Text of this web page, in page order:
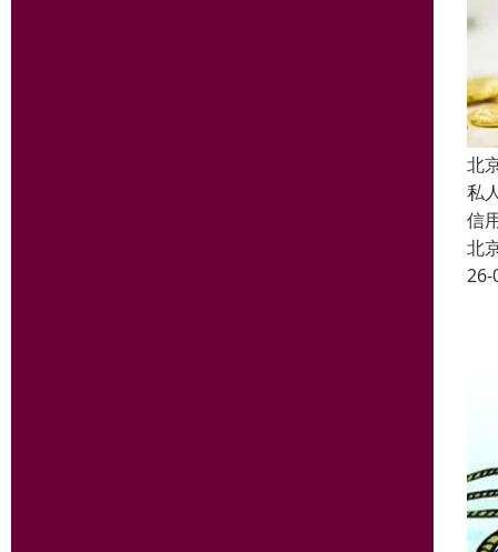
北
私
信
北
26-